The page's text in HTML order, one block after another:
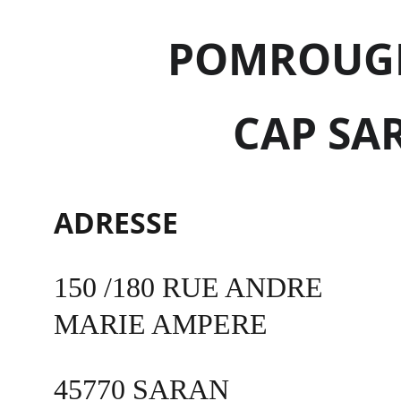
CAP
ADRESSE
150 /180 RUE ANDRE
MARIE AMPERE
45770 SARAN